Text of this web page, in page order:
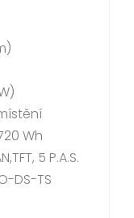
Wh
5 P.A.S.
DS-TS